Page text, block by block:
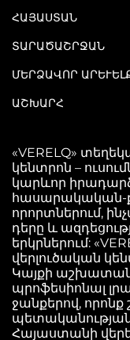
ՀԱՅԱՍՏԱՆ
ՏԱՐԱԾԱՇՐՋԱՆ
ՄԵՐՁԱՎՈՐ ԱՐԵՒԵԼՔ
ԱՇԽԱՐՀ
«VERELQ»
կենտրոն –
կարևոր
որորտներում,
դերը և
երկրներում:
վերլուծական
Կայքի
պրոֆեսիոնալ
ջանքերով,
Հայաստանի